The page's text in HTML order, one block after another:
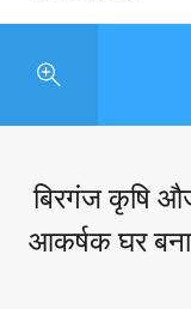
बिरगंज कृषि
आकर्षक घर